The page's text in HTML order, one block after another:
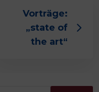
Vorträge:
„state of
the art“